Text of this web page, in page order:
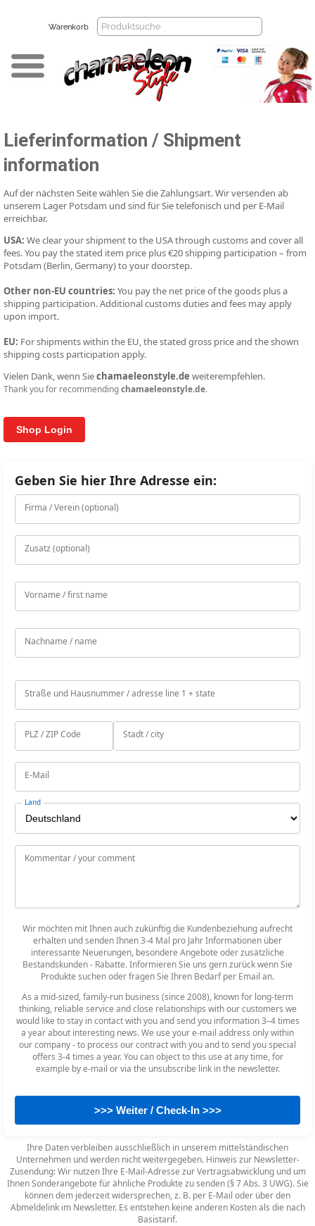
Warenkorb
Lieferinformation / Shipment
information
Auf der nächsten Seite wählen Sie die Zahlungsart. Wir versenden ab
unserem Lager Potsdam und sind für Sie telefonisch und per E-Mail
erreichbar.
USA: We clear your shipment to the USA through customs and cover all
fees. You pay the stated item price plus €20 shipping participation – from
Potsdam (Berlin, Germany) to your doorstep.
Other non-EU countries: You pay the net price of the goods plus a
shipping participation. Additional customs duties and fees may apply
upon import.
EU: For shipments within the EU, the stated gross price and the shown
shipping costs participation apply.
Vielen Dank, wenn Siechamaeleonstyle.de weiterempfehlen.
Thank you for recommendingchamaeleonstyle.de.
Shop Login
Emailadresse oder Kundennummer
Ihr Passwort
LOGIN
Geben Sie hier Ihre Adresse ein:
Firma / Verein (optional)
Zusatz (optional)
Vorname / first name
Nachname / name
Straße und Hausnummer / adresse line 1 + state
PLZ / ZIP Code Stadt / city
E-Mail
Land
Kommentar / your comment
Wir möchten mit Ihnen auch zukünftig die Kundenbeziehung aufrecht
erhalten und senden Ihnen 3-4 Mal pro Jahr Informationen über
interessante Neuerungen, besondere Angebote oder zusätzliche
Bestandskunden - Rabatte. Informieren Sie uns gern zurück wenn Sie
Produkte suchen oder fragen Sie Ihren Bedarf per Email an.
As a mid-sized, family-run business (since 2008), known for long-term
thinking, reliable service and close relationships with our customers we
would like to stay in contact with you and send you information 3–4 times
a year about interesting news. We use your e-mail address only within
our company - to process our contract with you and to send you special
offers 3-4 times a year. You can object to this use at any time, for
example by e-mail or via the unsubscribe link in the newsletter.
>>> Weiter / Check-In >>>
Ihre Daten verbleiben ausschließlich in unserem mittelständischen
Unternehmen und werden nicht weitergegeben. Hinweis zur Newsletter-
Zusendung: Wir nutzen Ihre E-Mail-Adresse zur Vertragsabwicklung und um
Ihnen Sonderangebote für ähnliche Produkte zu senden (§ 7 Abs. 3 UWG). Sie
können dem jederzeit widersprechen, z. B. per E-Mail oder über den
Abmeldelink im Newsletter. Es entstehen keine anderen Kosten als die nach
Basistarif.